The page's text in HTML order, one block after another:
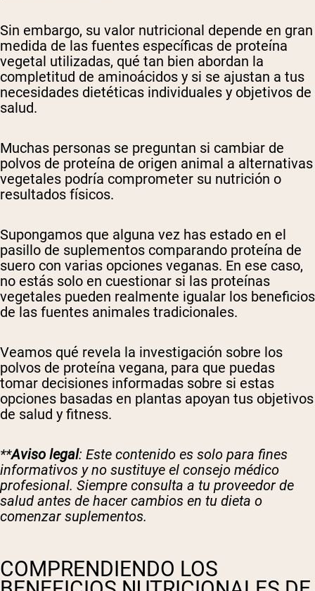
Sin embargo, su valor nutricional depende en gran
medida de las fuentes específicas de proteína
vegetal utilizadas, qué tan bien abordan la
completitud de aminoácidos y si se ajustan a tus
necesidades dietéticas individuales y objetivos de
salud.
Muchas personas se preguntan si cambiar de
polvos de proteína de origen animal a alternativas
vegetales podría comprometer su nutrición o
resultados físicos.
Supongamos que alguna vez has estado en el
pasillo de suplementos comparando proteína de
suero con varias opciones veganas. En ese caso,
no estás solo en cuestionar si las proteínas
vegetales pueden realmente igualar los beneficios
de las fuentes animales tradicionales.
Veamos qué revela la investigación sobre los
polvos de proteína vegana, para que puedas
tomar decisiones informadas sobre si estas
opciones basadas en plantas apoyan tus objetivos
de salud y fitness.
**Aviso legal: Este contenido es solo para fines
informativos y no sustituye el consejo médico
profesional. Siempre consulta a tu proveedor de
salud antes de hacer cambios en tu dieta o
comenzar suplementos.
COMPRENDIENDO LOS